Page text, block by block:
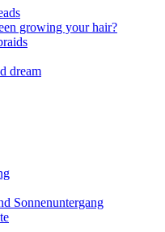
growing your hair?
dream
Sonnenuntergang